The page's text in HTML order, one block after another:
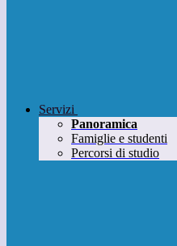
Servizi
Panoramica
Famiglie e studenti
Percorsi di studio